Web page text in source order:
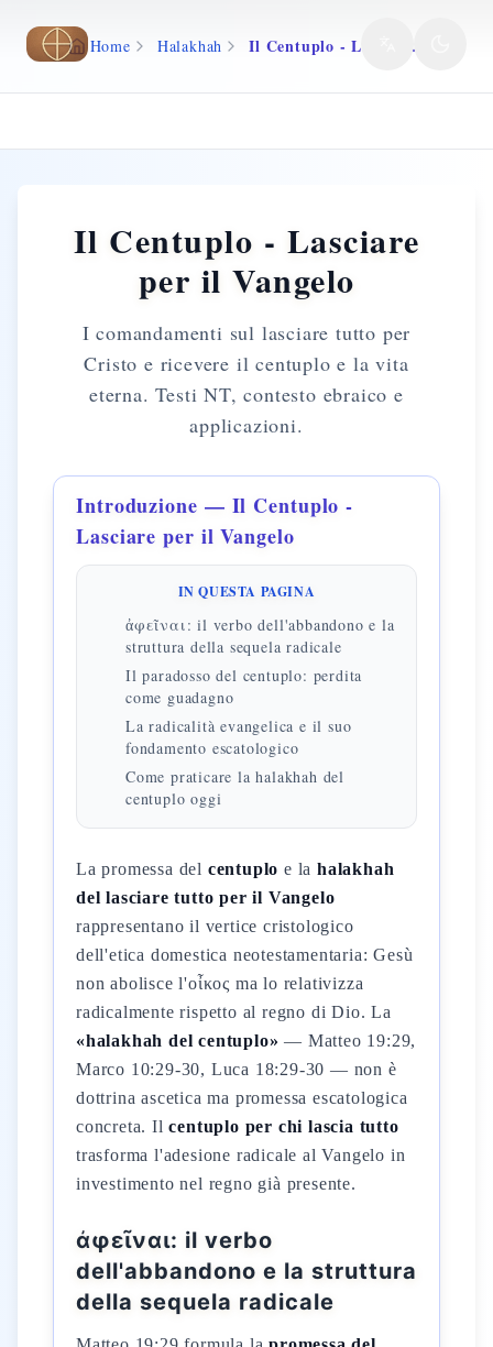
Vai al contenuto principale
Home Halakhah Il Centuplo - Lasciare per il Vangelo
Il Centuplo - Lasciare
per il Vangelo
I comandamenti sul lasciare tutto per
Cristo e ricevere il centuplo e la vita
eterna. Testi NT, contesto ebraico e
applicazioni.
Introduzione — Il Centuplo -
Lasciare per il Vangelo
IN QUESTA PAGINA
ἀφεῖναι: il verbo dell'abbandono e la
struttura della sequela radicale
Il paradosso del centuplo: perdita
come guadagno
La radicalità evangelica e il suo
fondamento escatologico
Come praticare la halakhah del
centuplo oggi
La promessa del centuplo e lahalakhah
del lasciare tutto per il Vangelo
rappresentano il vertice cristologico
dell'etica domestica neotestamentaria: Gesù
non abolisce l'οἶκος ma lo relativizza
radicalmente rispetto al regno di Dio. La
«halakhah del centuplo» — Matteo 19:29,
Marco 10:29-30, Luca 18:29-30 — non è
dottrina ascetica ma promessa escatologica
concreta. Ilcentuplo per chi lascia tutto
trasforma l'adesione radicale al Vangelo in
investimento nel regno già presente.
ἀφεῖναι: il verbo
dell'abbandono e la struttura
della sequela radicale